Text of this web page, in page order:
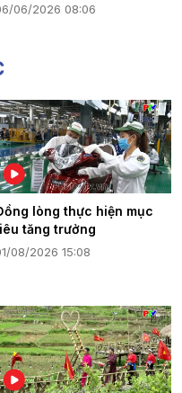
06/2026 08:06
lòng thực hiện mục
tăng trưởng
08/2026 15:08